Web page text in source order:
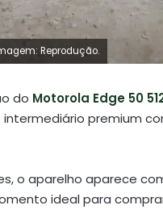
Reprodução.
do Motorola Edge 50
premium
o aparelho aparece
ideal para